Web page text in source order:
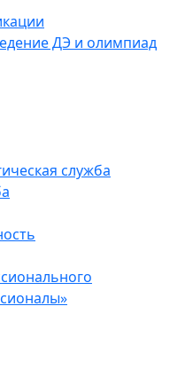
ДЭ и олимпиад
служба